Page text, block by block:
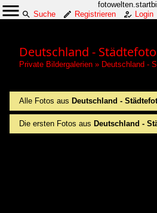
Suche
Registrieren Login
Deutschland -
Private Bildergalerien » Deutschland -
Alle Fotos aus Deutschland -
Die ersten Fotos aus Deutschland -